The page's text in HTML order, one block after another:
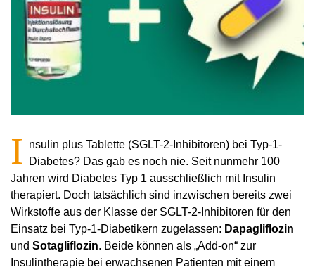
I
nsulin plus Tablette (SGLT-2-Inhibitoren) bei Typ-1-
Diabetes? Das gab es noch nie. Seit nunmehr 100
Jahren wird Diabetes Typ 1 ausschließlich mit Insulin
therapiert. Doch tatsächlich sind inzwischen bereits zwei
Wirkstoﬀe aus der Klasse der SGLT-2-Inhibitoren für den
Einsatz bei Typ-1-Diabetikern zugelassen: Dapagliflozin
und Sotagliflozin. Beide können als „Add-on“ zur
Insulintherapie bei erwachsenen Patienten mit einem